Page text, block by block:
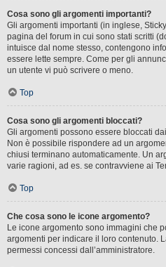
Cosa sono gli argomenti importanti?
Gli argomenti importanti (in inglese,
pagina del forum in cui sono stati scritti
intuisce dal nome stesso, contengono
essere lette sempre. Come per gli
un utente vi può scrivere o meno.
Top
Cosa sono gli argomenti bloccati?
Gli argomenti possono essere bloccati
Non è possibile rispondere ad un
chiusi terminano automaticamente. Un
varie ragioni, ad es. se contravviene ai
Top
Che cosa sono le icone argomento?
Le icone argomento sono immagini che
argomenti per indicare il loro contenuto.
permessi concessi dall’amministratore.